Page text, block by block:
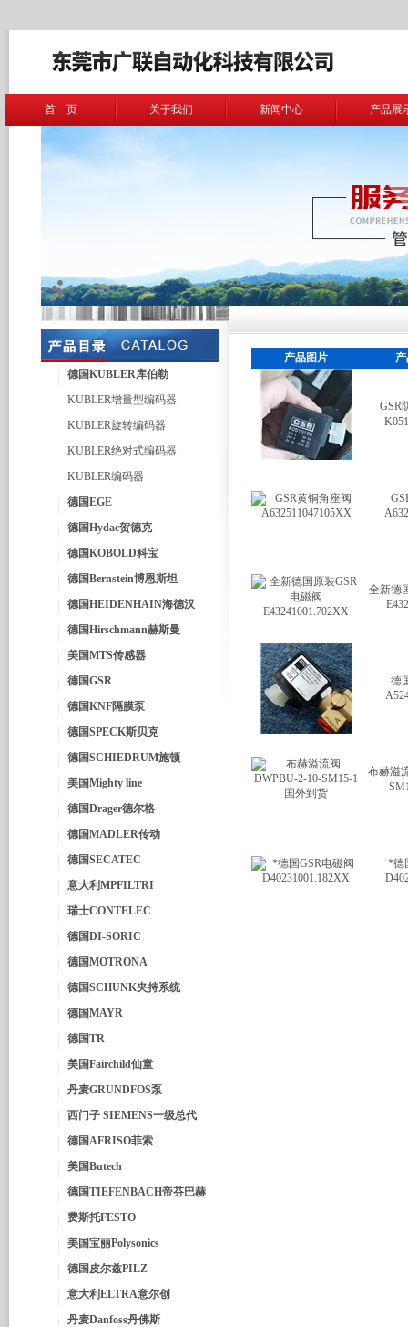
首 页 关于我们 新闻中心 产品展
德国KUBLER库伯勒
KUBLER增量型编码器
KUBLER旋转编码器
KUBLER绝对式编码器
KUBLER编码器
德国EGE
德国Hydac贺德克
德国KOBOLD科宝
德国Bernstein博恩斯坦
德国HEIDENHAIN海德汉
德国Hirschmann赫斯曼
美国MTS传感器
德国GSR
德国KNF隔膜泵
德国SPECK斯贝克
德国SCHIEDRUM施顿
美国Mighty line
德国Drager德尔格
德国MADLER传动
德国SECATEC
意大利MPFILTRI
瑞士CONTELEC
德国DI-SORIC
德国MOTRONA
德国SCHUNK夹持系统
德国MAYR
德国TR
美国Fairchild仙童
丹麦GRUNDFOS泵
西门子 SIEMENS一级总代
德国AFRISO菲索
美国Butech
德国TIEFENBACH帝芬巴赫
费斯托FESTO
美国宝丽Polysonics
德国皮尔兹PILZ
意大利ELTRA意尔创
丹麦Danfoss丹佛斯
产品图片
GSR
全新德
德
布赫溢
*德